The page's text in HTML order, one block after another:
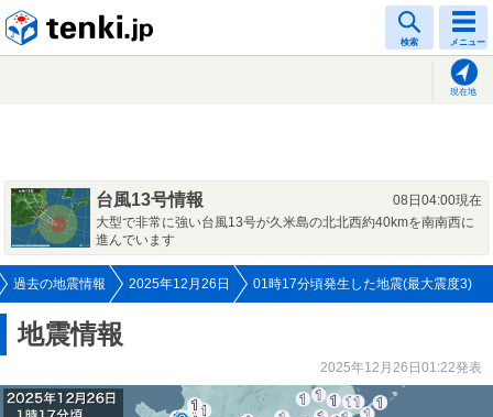
検索 メニュー
現在地
台風13号情報
08日04:00現在
大型で非常に強い台風13号が久米島の北北西約40kmを南南西に
進んでいます
過去の地震情報 2025年12月26日 01時17分頃発生した地震(最大震度3)
地震情報
2025年12月26日01:22発表